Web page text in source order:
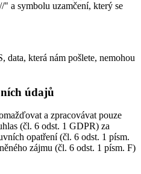
a symbolu uzamčení, který se
která nám pošlete, nemohou
údajů
a zpracovávat pouze
(čl. 6 odst. 1 GDPR) za
opatření (čl. 6 odst. 1 písm.
zájmu (čl. 6 odst. 1 písm. F)